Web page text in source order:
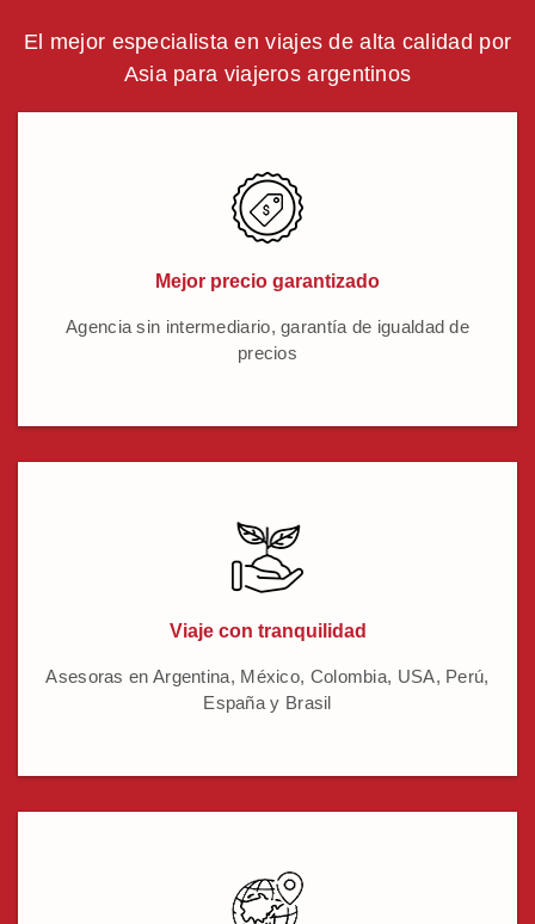
El mejor especialista en viajes de alta calidad por
Asia para viajeros argentinos
Mejor precio garantizado
Agencia sin intermediario, garantía de igualdad de
precios
Viaje con tranquilidad
Asesoras en Argentina, México, Colombia, USA, Perú,
España y Brasil